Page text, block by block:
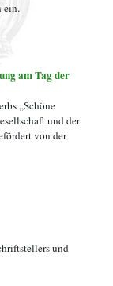
ein.
am Tag der
„Schöne
und der
von der
und